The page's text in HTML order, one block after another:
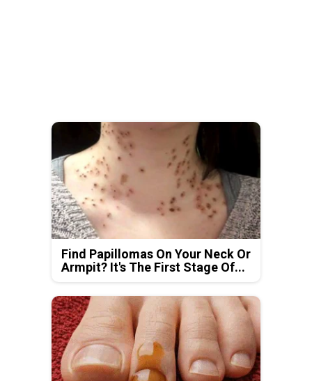
Find Papillomas On Your Neck Or
Armpit? It's The First Stage Of...